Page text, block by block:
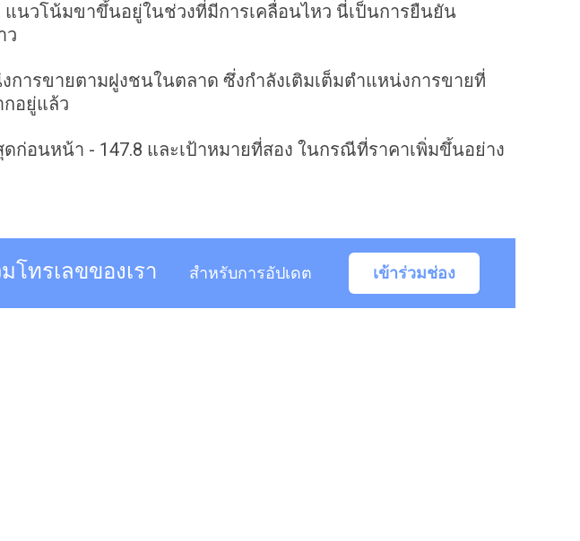
แนวโน้มขาขึ้นอยู่ในช่วงที่มีการเคลื่อนไหว นี่เป็นการยืนยัน
ว
การขายตามฝูงชนในตลาด ซึ่งกำลังเติมเต็มตำแหน่งการขายที่
อยู่แล้ว
ก่อนหน้า - 147.8 และเป้าหมายที่สอง ในกรณีที่ราคาเพิ่มขึ้นอย่าง
โทรเลขของเรา สำหรับการอัปเดต เข้าร่วมช่อง